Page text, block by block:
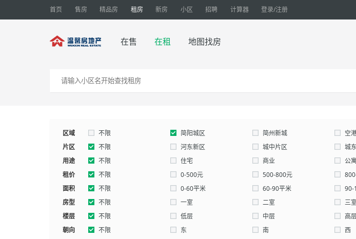
首页 售房 精品房 租房 新房 小区 招聘 计算器 登录/注册
在售 在租 地图找房
区域 不限 简阳城区 简州新城 空
片区
不限 河东新区 城中片区 城
城北片区
东溪片区 天星公园 高
镇金镇
平泉镇 禾丰镇 石
用途
不限 住宅 商业 公寓
别墅
厂房 仓库
租价
不限 0-500元 500-800元
2000-3000元
3000-0元 自定义：
面积
不限 0-60平米 60-90平米 90-
160-180平米
180-200平米 200-300平米
房型
不限 一室 二室 三
五室以上
楼层
不限 低层 中层
高
朝向
不限 东 南 西